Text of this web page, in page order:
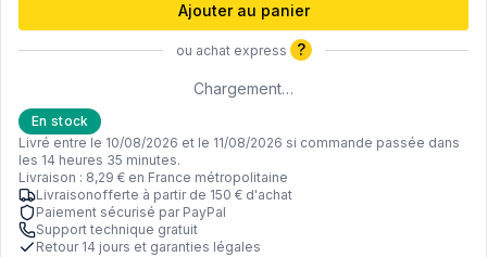
Ajouter au panier
ou achat express ?
Chargement…
En stock
Livré entre le 10/08/2026 et le 11/08/2026 si commande passée dans
les 14 heures 35 minutes.
Livraison : 8,29 € en France métropolitaine
Livraisonofferte à partir de 150 € d'achat
Paiement sécurisé par PayPal
Support technique gratuit
Retour 14 jours et garanties légales